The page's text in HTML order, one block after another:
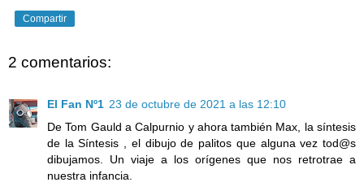
Compartir
2 comentarios:
El Fan Nº1 23 de octubre de 2021 a las 12:10
De Tom Gauld a Calpurnio y ahora también Max, la síntesis
de la Síntesis , el dibujo de palitos que alguna vez tod@s
dibujamos. Un viaje a los orígenes que nos retrotrae a
nuestra infancia.